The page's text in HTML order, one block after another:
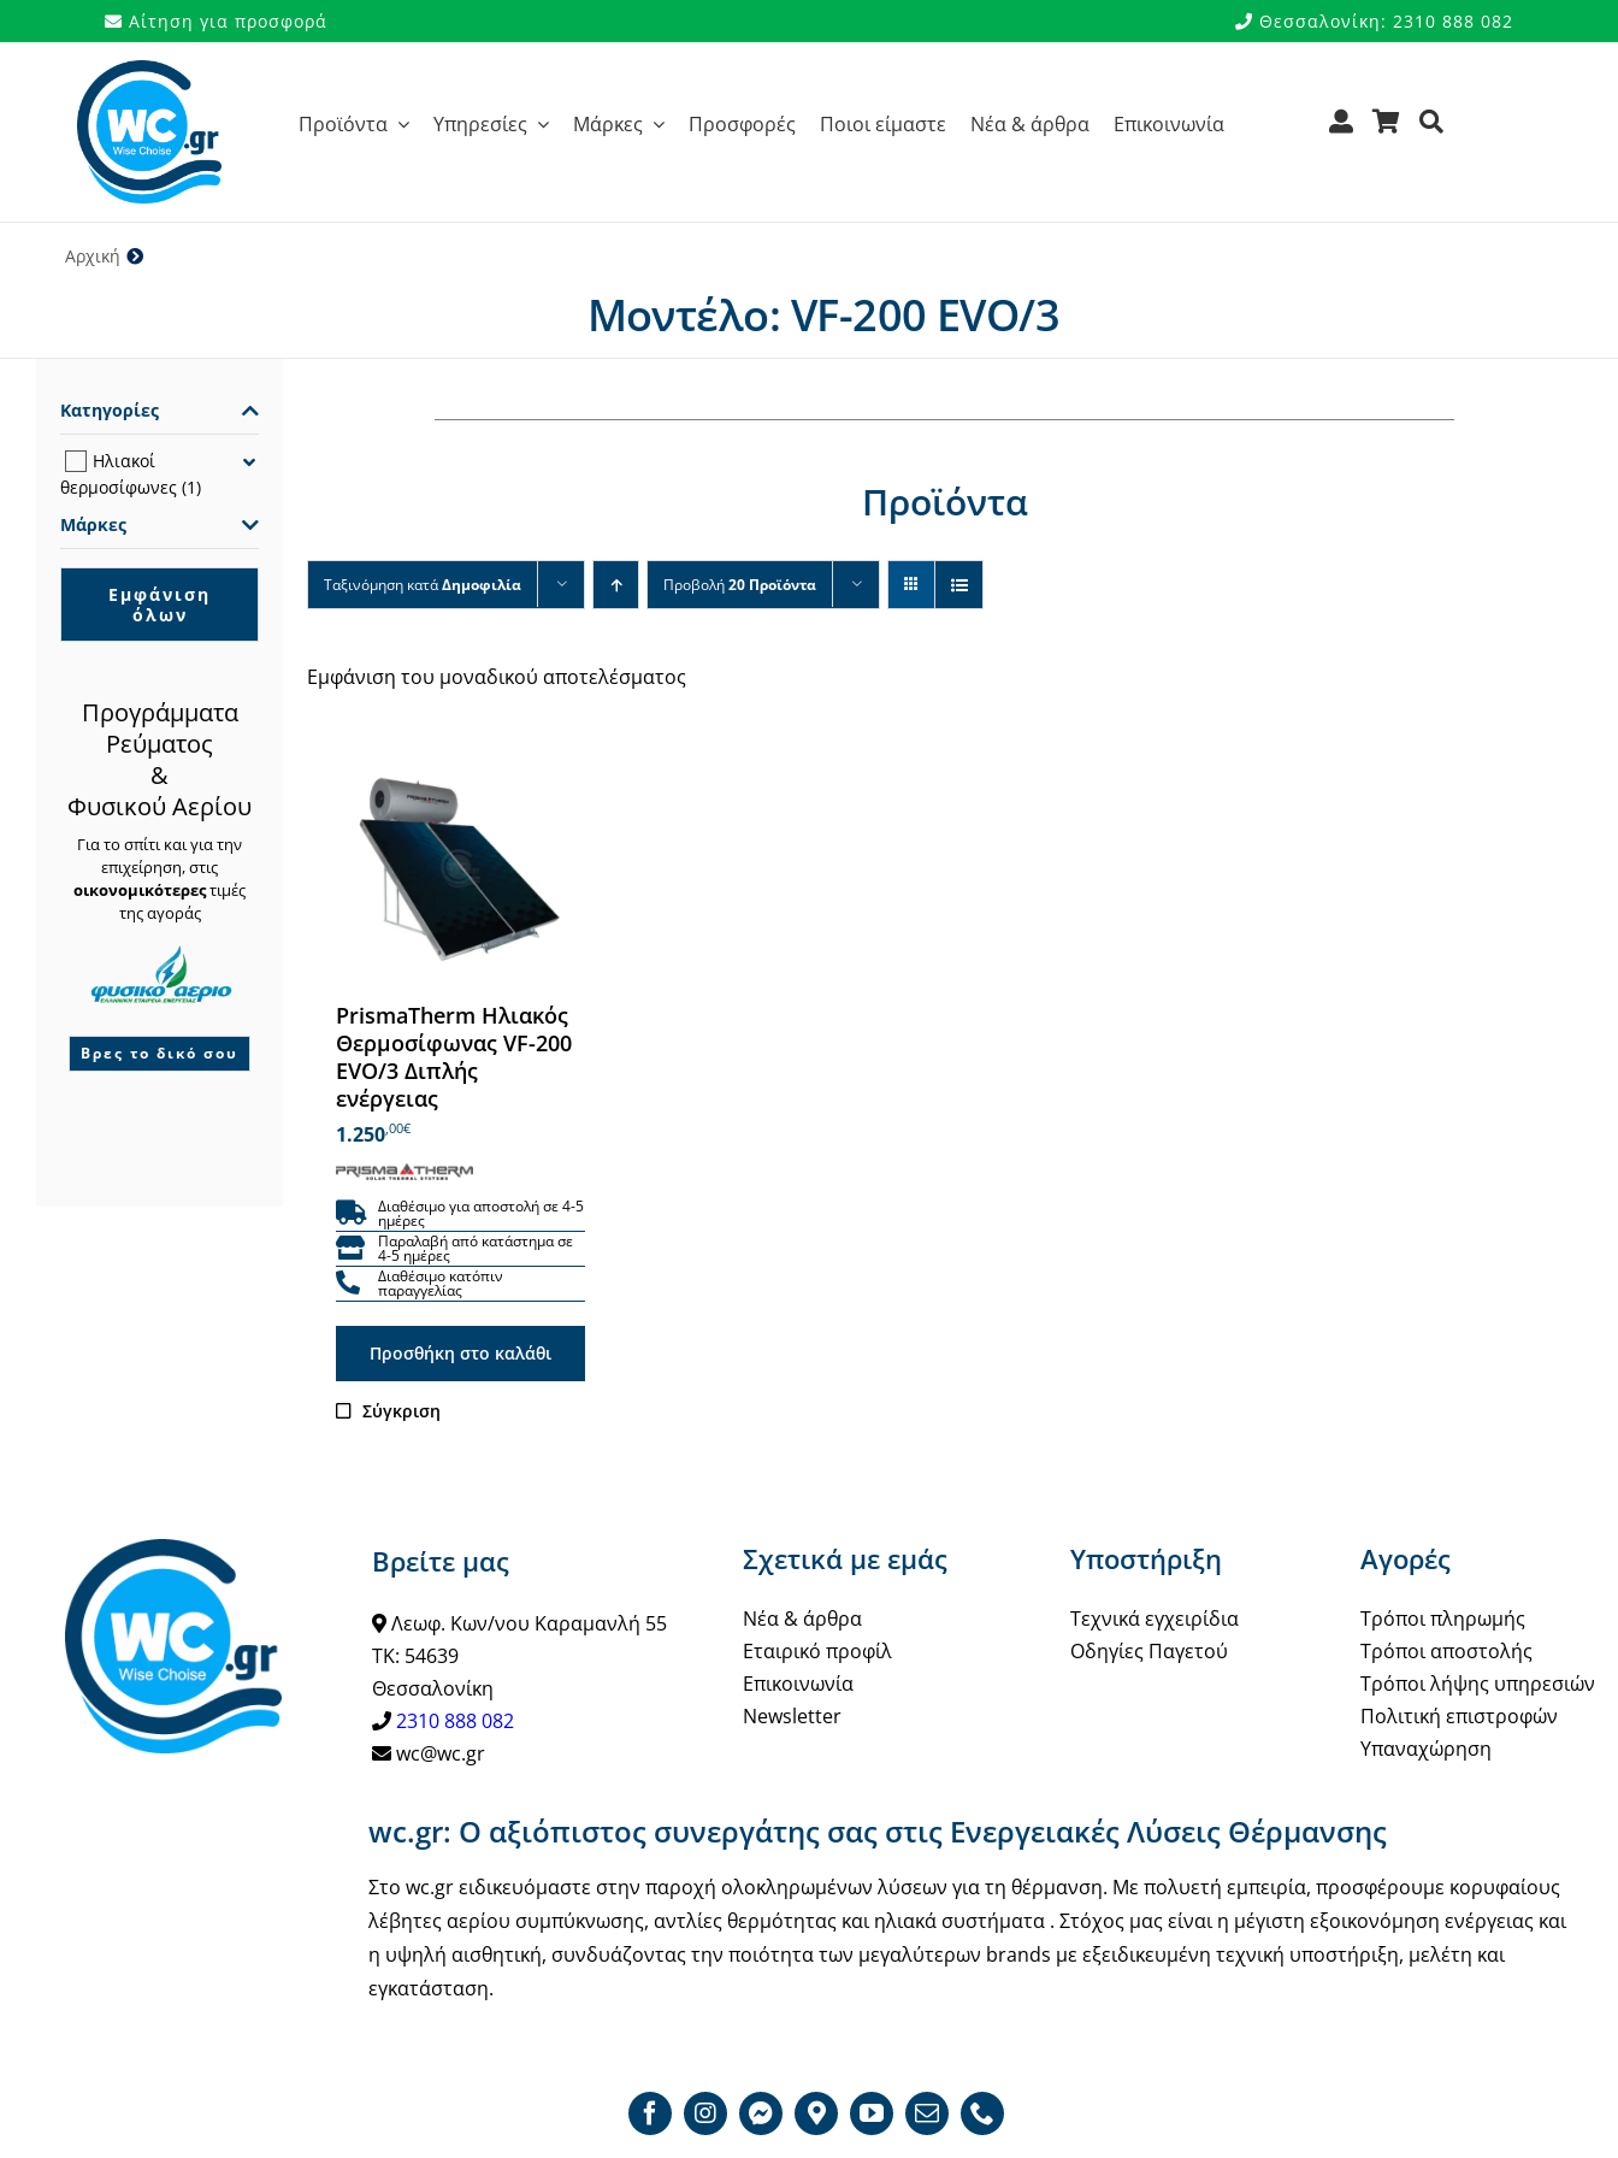
στο
περιεχόμενο
Αίτηση για προσφορά Θεσσαλονίκη: 2310 888 082
Προϊόντα Υπηρεσίες Μάρκες Προσφορές Ποιοι είμαστε Νέα & άρθρα Επικοινωνία
Αρχική
Μοντέλο: VF-200 EVO/3
Προϊόντα
Ταξινόμηση κατάΔημοφιλία Προβολή20 Προϊόντα
Εμφάνιση του μοναδικού αποτελέσματος
PrismaΤherm Ηλιακός
Θερμοσίφωνας VF-200
EVO/3 Διπλής
ενέργειας
1.250,00€
Διαθέσιμο για αποστολή σε 4-5
ημέρες
Παραλαβή από κατάστημα σε
4-5 ημέρες
Διαθέσιμο κατόπιν
παραγγελίας
Προσθήκη στο καλάθι
Σύγκριση
Κατηγορίες
Ηλιακοί
θερμοσίφωνες (1)
Μάρκες
Εμφάνιση
όλων
Προγράμματα
Ρεύματος
&
Φυσικού Αερίου
Για το σπίτι και για την
επιχείρηση, στις
οικονομικότερεςτιμές
της αγοράς
Βρες το δικό σου
Βρείτε μας
Λεωφ. Κων/νου Καραμανλή 55
ΤΚ: 54639
Θεσσαλονίκη
2310 888 082
wc@wc.gr
Σχετικά με εμάς
Νέα & άρθρα
Εταιρικό προφίλ
Επικοινωνία
Newsletter
Υποστήριξη
Τεχνικά εγχειρίδια
Οδηγίες Παγετού
Αγορές
Τρόποι πληρωμής
Τρόποι αποστολής
Τρόποι λήψης υπηρεσιών
Πολιτική επιστροφών
Υπαναχώρηση
wc.gr: Ο αξιόπιστος συνεργάτης σας στις Ενεργειακές Λύσεις Θέρμανσης
Στο wc.gr ειδικευόμαστε στην παροχή ολοκληρωμένων λύσεων για τη θέρμανση. Με πολυετή εμπειρία, προσφέρουμε κορυφαίους
λέβητες αερίου συμπύκνωσης, αντλίες θερμότητας και ηλιακά συστήματα . Στόχος μας είναι η μέγιστη εξοικονόμηση ενέργειας και
η υψηλή αισθητική, συνδυάζοντας την ποιότητα των μεγαλύτερων brands με εξειδικευμένη τεχνική υποστήριξη, μελέτη και
εγκατάσταση.